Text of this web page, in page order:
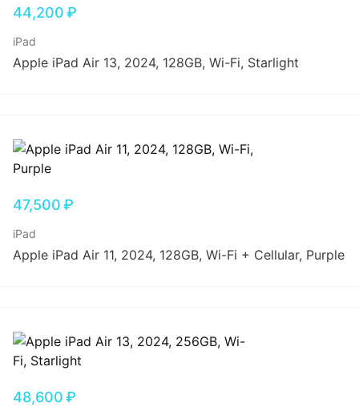
44,200₽
iPad
Apple iPad Air 13, 2024, 128GB, Wi-Fi, Starlight
47,500₽
iPad
Apple iPad Air 11, 2024, 128GB, Wi-Fi + Cellular, Purple
48,600₽